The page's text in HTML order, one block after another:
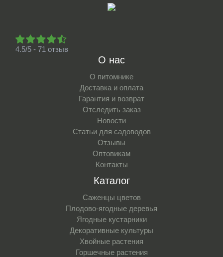
4.5/5 - 71 отзыв
О нас
О питомнике
Доставка и оплата
Гарантия и возврат
Отследить заказ
Новости
Статьи для садоводов
Отзывы
Оптовикам
Контакты
Каталог
Саженцы цветов
Плодово-ягодные деревья
Ягодные кустарники
Декоративные культуры
Хвойные растения
Горшечные растения